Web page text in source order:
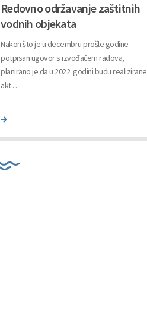
Redovno održavanje zaštitnih
vodnih objekata
Nakon što je u decembru prošle godine
potpisan ugovor s izvođačem radova,
planirano je da u 2022. godini budu realizirane
akt ...